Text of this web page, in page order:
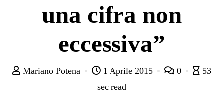
una cifra non
eccessiva”
Mariano Potena 1 Aprile 2015 0
53
sec read